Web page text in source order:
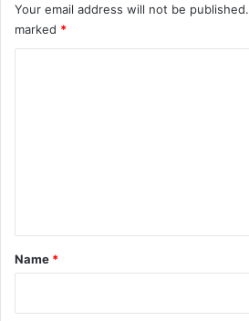
Your email address will not be published.
marked *
*
Name *